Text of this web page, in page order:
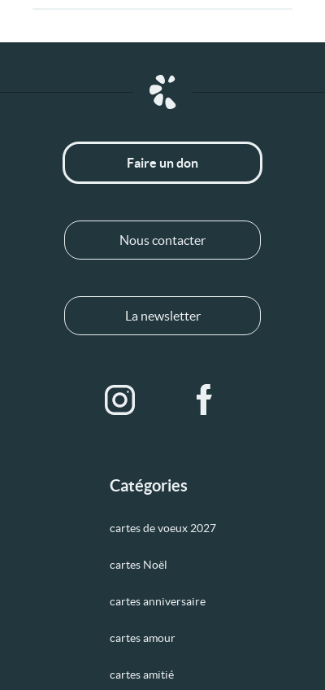
Catégories
cartes de voeux 2027
cartes Noël
cartes anniversaire
cartes amour
cartes amitié
Faire un don
Nous contacter
La newsletter